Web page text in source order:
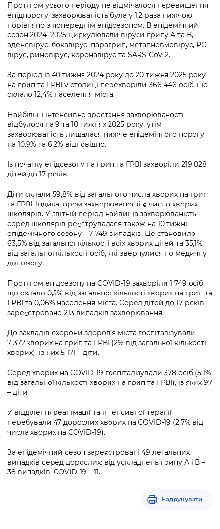
Підприємства, установи, організації
Kyiv International Relations
Річні звіти
Безбар'єрність
Портал Захисників та Захисниць
Безбар'єрність
Портал послуг
Міський застосунок Київ Цифровий
Важливе під час воєнного стану
Уряд» – місцевий рівень»
Важливе під час воєнного стану
Про відкриті дані
Портал даних Києва
Публічні дашборди
Протягом усього періоду не відмічалося перевищення
епідпорогу, захворюваність була у 1,2 раза нижчою
порівняно з попереднім епідсезоном. В епідемічний
сезон 2024–2025 циркулювали віруси грипу А та В,
аденовірус, бокавірус, парагрип, метапневмовірус, РС-
вірус, риновірус, коронавірус та SARS-CoV-2.
За період із 40 тижня 2024 року до 20 тижня 2025 року
на грип та ГРВІ у столиці перехворіли 366 446 осіб, що
склало 12,4% населення міста.
Найбільш інтенсивне зростання захворюваності
відбулося на 9 та 10 тижнях 2025 року, утім
захворюваність лишалася нижче епідемічного порогу
на 10,9% та 6,2% відповідно.
Із початку епідсезону на грип та ГРВІ захворіли 219 028
дітей до 17 років.
Діти склали 59,8% від загального числа хворих на грип
та ГРВІ. Індикатором захворюваності є число хворих
школярів. У звітній період найвища захворюваність
серед школярів реєструвалася також на 10 тижні
епідемічного сезону – 7 749 випадків. Це становило
63,5% від загальної кількості всіх хворих дітей та 35,1%
від загальної кількості осіб, які звернулися по медичну
допомогу.
Протягом епідсезону на COVID-19 захворіли 1 749 осіб,
що склало 0,5% від загальної кількості хворих на грип та
ГРВІ та 0,06% населення міста. Серед дітей до 17 років
зареєстровано 213 випадків захворювання.
До закладів охорони здоров’я міста госпіталізували
7 372 хворих на грип та ГРВІ (2% від загальної кількості
хворих), із них 5 171 – діти.
Серед хворих на COVID-19 госпіталізували 378 осіб (5,1%
від загальної кількості хворих на грип та ГРВІ), із яких 97
– діти.
У відділенні реанімації та інтенсивної терапії
перебували 47 дорослих хворих на COVID-19 (2,7% від
числа хворих на COVID-19).
За епідемічний сезон зареєстровані 49 летальних
випадків серед дорослих: від ускладнень грипу А і В –
38 випадків, COVID-19 – 11.
Надрукувати